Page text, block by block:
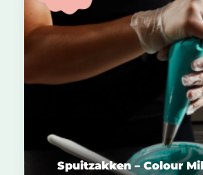
Spuitzakken – Colour